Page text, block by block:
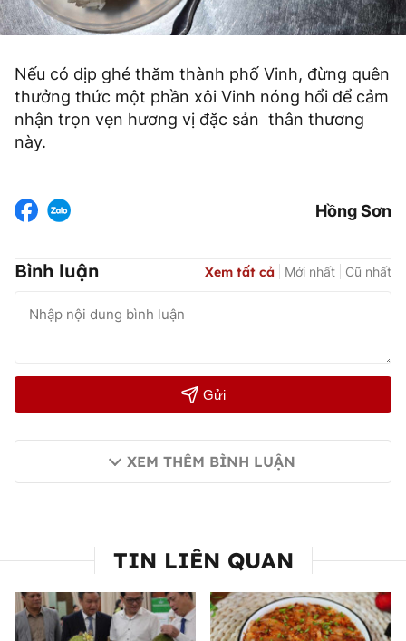
Nếu có dịp ghé thăm thành phố Vinh, đừng quên
thưởng thức một phần xôi Vinh nóng hổi để cảm
nhận trọn vẹn hương vị đặc sản thân thương
này.
Hồng Sơn
Bình luận Xem tất cả Mới nhất Cũ nhất
Gửi
XEM THÊM BÌNH LUẬN
TIN LIÊN QUAN